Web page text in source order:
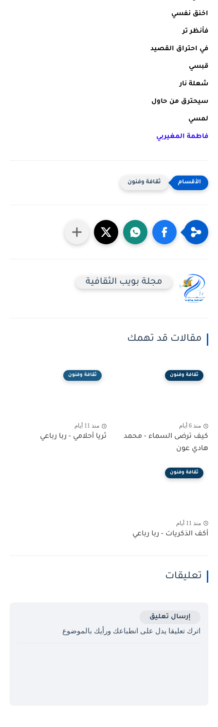
اخنق نفسي
فأنظر تر
في احتراق القصيد
قبسي
شعلة نار
سيحترق من حاول
لمسي
فاطمة المغيربي
ثقافة وفنون
مجلة بويب الثقافية
مقالات قد تهمك
ثقافة وفنون
منذ 6 أيام
كيف ترضى السماء - محمد
هادي عون
ثقافة وفنون
منذ 11 أيام
ثريا أحلامي - ربا رباعي
ثقافة وفنون
منذ 11 أيام
أكف الذكريات - ربا رباعي
تعليقات
إرسال تعليق
اترك تعليقا يدل على انطباعك ورأيك بالموضوع